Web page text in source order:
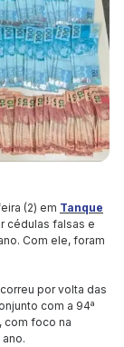
(2) em Tanque
cédulas falsas e
Com ele, foram
por volta das
com a 94ª
com foco na